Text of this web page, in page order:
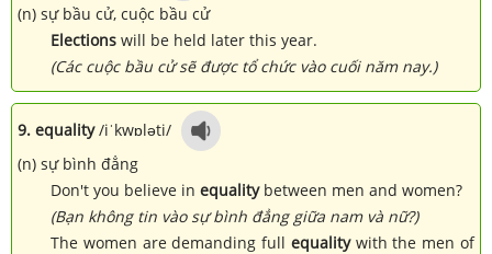
(n) sự bầu cử, cuộc bầu cử
Elections will be held later this year.
(Các cuộc bầu cử sẽ được tổ chức vào cuối năm nay.)
9. equality/iˈkwɒləti/
(n) sự bình đẳng
Don't you believe in equalitybetween men and women?
(Bạn không tin vào sự bình đẳng giữa nam và nữ?)
The women are demanding full equalitywith the men of